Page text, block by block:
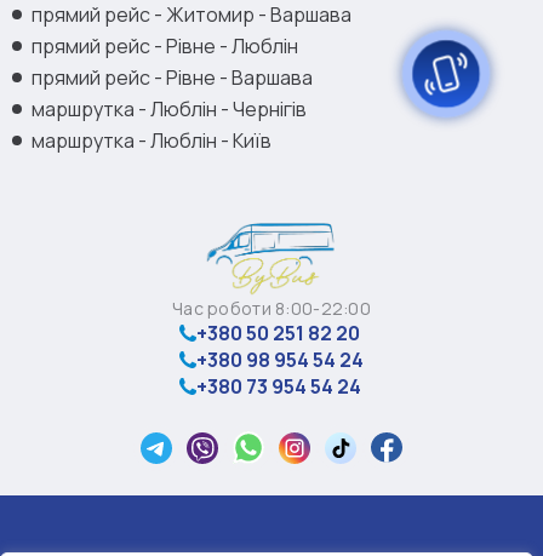
прямий рейс - Житомир - Варшава
прямий рейс - Рівне - Люблін
прямий рейс - Рівне - Варшава
маршрутка - Люблін - Чернігів
маршрутка - Люблін - Київ
Час роботи 8:00-22:00
+380 50 251 82 20
+380 98 954 54 24
+380 73 954 54 24